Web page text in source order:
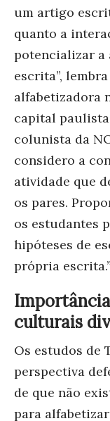
um artigo
quanto a
potencializar a
escrita”,
alfabetizadora
capital
colunista da
considero a
atividade que
os pares.
os estudantes
hipóteses de
própria escrita.”
culturais
Os estudos de
perspectiva
de que não
para alfabetizar